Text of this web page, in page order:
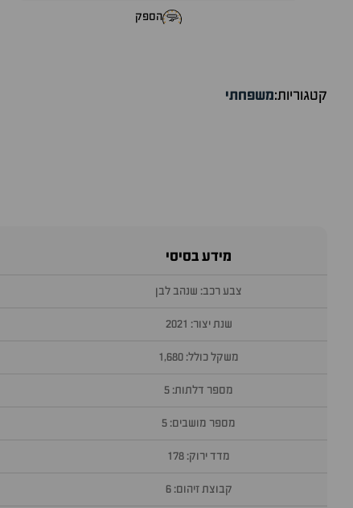
הספק
קטגוריות:משפחתי
מידע בסיסי
צבע רכב: שנהב לבן
שנת יצור: 2021
משקל כולל: 1,680
מספר דלתות: 5
מספר מושבים: 5
מדד ירוק: 178
קבוצת זיהום: 6